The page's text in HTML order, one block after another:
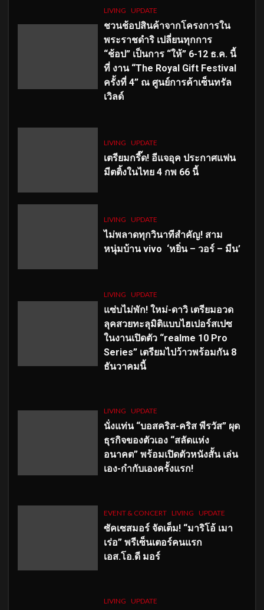
LIVING UPDATE
ชวนช้อปสินค้าจากโครงการใน
พระราชดำริ เปลี่ยนทุกการ
“ช้อป” เป็นการ “ให้” 6-12 ธ.ค. นี้
ที่ งาน “The Royal Gift Festival
ครั้งที่ 4” ณ ศูนย์การค้าเซ็นทรัล
เวิลด์
LIVING UPDATE
เตรียมกรี๊ด! อีแจอุค ประกาศแฟน
มีตติ้งในไทย 4 กพ 66 นี้
LIVING UPDATE
ไม่พลาดทุกวินาทีสำคัญ! สาม
หนุ่มบ้าน vivo ‘หยิ่น – วอร์ – มีน’
LIVING UPDATE
แซ่บไม่พัก! ใหม่-ดาวิ เตรียมอวด
ลุคสวยทะลุมิติแบบไฮเปอร์สเปซ
ในงานเปิดตัว “realme 10 Pro
Series” เตรียมไปว้าวพร้อมกัน 8
ธันวาคมนี้
LIVING UPDATE
นั่งแท่น “บอสคริส-คริส พีรวัส” ผุด
ธุรกิจของตัวเอง “สลัดแห่ง
อนาคต” พร้อมเปิดตัวหนังสั้น เล่น
เอง-กำกับเองครั้งแรก!
EVENT & CONCERT LIVING UPDATE
ซัคเซสมอร์ จัดเต็ม! “มาริโอ้ เมา
เร่อ” พรีเซ็นเตอร์คนแรก
เอส.โอ.ดี มอร์
LIVING UPDATE